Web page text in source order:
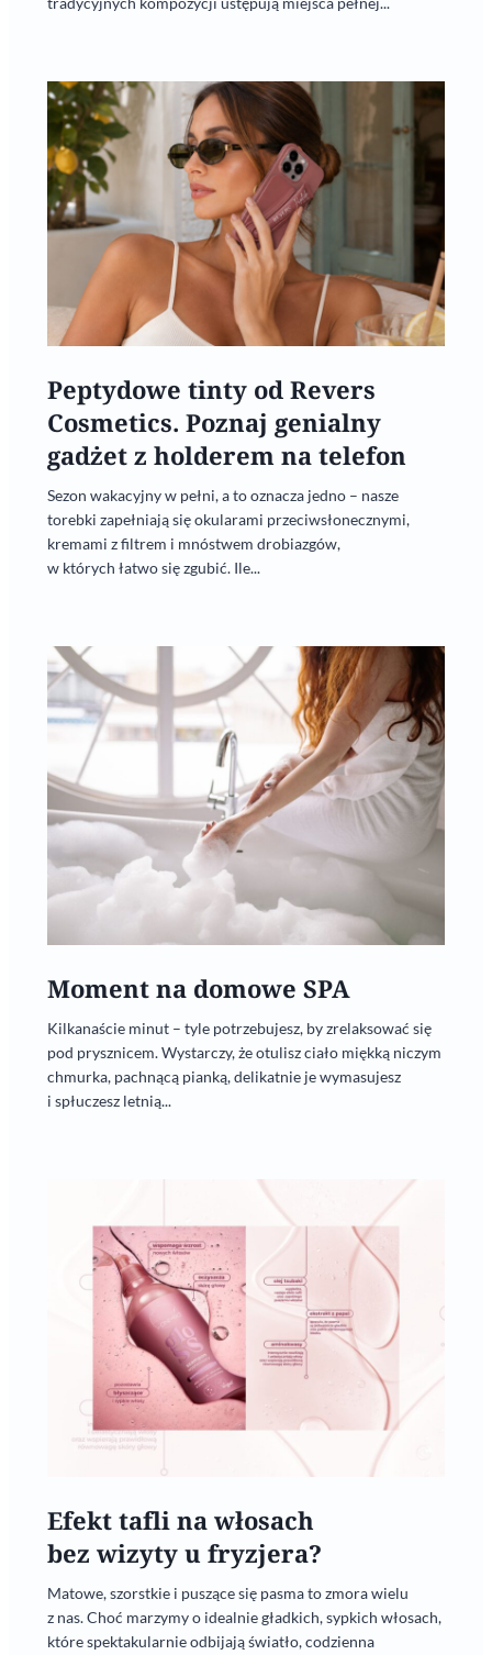
Peptydowe tinty od Revers
Cosmetics. Poznaj genialny
gadżet z holderem na telefon
Sezon wakacyjny w pełni, a to oznacza jedno – nasze
torebki zapełniają się okularami przeciwsłonecznymi,
kremami z filtrem i mnóstwem drobiazgów,
w których łatwo się zgubić. Ile...
Moment na domowe SPA
Kilkanaście minut – tyle potrzebujesz, by zrelaksować się
pod prysznicem. Wystarczy, że otulisz ciało miękką niczym
chmurka, pachnącą pianką, delikatnie je wymasujesz
i spłuczesz letnią...
Efekt tafli na włosach
bez wizyty u fryzjera?
Matowe, szorstkie i puszące się pasma to zmora wielu
z nas. Choć marzymy o idealnie gładkich, sypkich włosach,
które spektakularnie odbijają światło, codzienna